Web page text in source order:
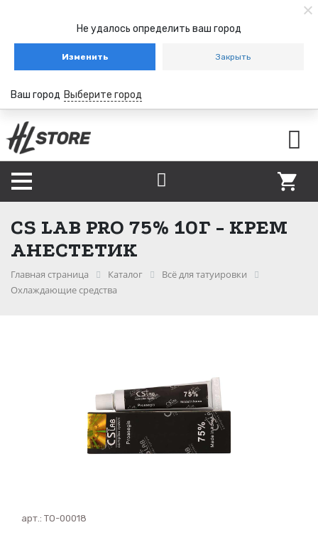
Не удалось определить ваш город
Изменить Закрыть
Ваш город Выберите город
CS LAB PRO 75% 10Г - КРЕМ
АНЕСТЕТИК
Главная страница Каталог
Всё для татуировки
Охлаждающие средства
арт.: ТО-00018